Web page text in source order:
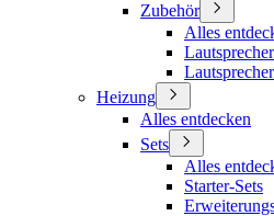
Zubehör
Alles
Heizung
Alles entdecken
Sets
Alles
Starter-Sets